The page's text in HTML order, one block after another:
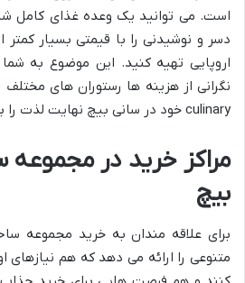
است. می توانید یک وعده غذای کامل
دسر و نوشیدنی را با قیمتی بسیار کمتر
اروپایی تهیه کنید. این موضوع به
نگرانی از هزینه ها رستوران های مختلف
culinary خود در سانی بیچ نهایت لذت را ببرید.
مراکز خرید در مجموعه
بیچ
برای علاقه مندان به خرید مجموعه
متنوعی را ارائه می دهد که هم نیازهای